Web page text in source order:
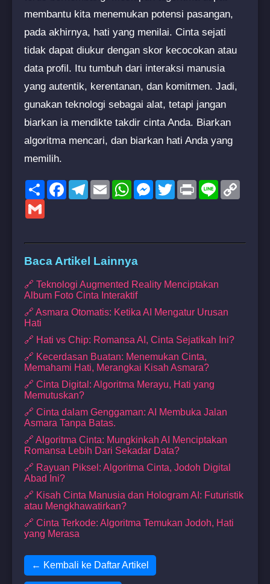
membantu kita menemukan potensi pasangan,
pada akhirnya, hati yang menilai. Cinta sejati
tidak dapat diukur dengan skor kecocokan atau
data profil. Itu tumbuh dari interaksi manusia
yang autentik, kerentanan, dan komitmen. Jadi,
gunakan teknologi sebagai alat, tetapi jangan
biarkan ia mendikte takdir cinta Anda. Biarkan
algoritma mencari, dan biarkan hati Anda yang
memilih.
ShareFacebookTelegram
EmailWhatsAppMessenger
TwitterPrint Line
Baca Artikel Lainnya
🔗 Teknologi Augmented Reality Menciptakan
Album Foto Cinta Interaktif
🔗 Asmara Otomatis: Ketika AI Mengatur Urusan
Hati
🔗 Hati vs Chip: Romansa AI, Cinta Sejatikah Ini?
🔗 Kecerdasan Buatan: Menemukan Cinta,
Memahami Hati, Merangkai Kisah Asmara?
🔗 Cinta Digital: Algoritma Merayu, Hati yang
Memutuskan?
🔗 Cinta dalam Genggaman: AI Membuka Jalan
Asmara Tanpa Batas.
🔗 Algoritma Cinta: Mungkinkah AI Menciptakan
Romansa Lebih Dari Sekadar Data?
🔗 Rayuan Piksel: Algoritma Cinta, Jodoh Digital
Abad Ini?
🔗 Kisah Cinta Manusia dan Hologram AI: Futuristik
atau Mengkhawatirkan?
🔗 Cinta Terkode: Algoritma Temukan Jodoh, Hati
yang Merasa
← Kembali ke Daftar Artikel